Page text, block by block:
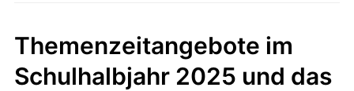
Themenzeitangebote im
Schulhalbjahr 2025 und das